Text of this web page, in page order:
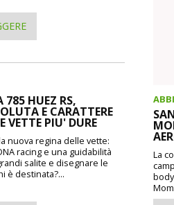
HUEZ RS,
E CARATTERE
VETTE PIU' DURE
nuova regina delle vette:
racing e una guidabilità
salite e disegnare le
è destinata?...
La